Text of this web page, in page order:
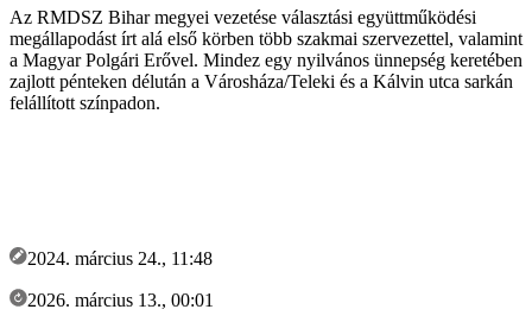
Az RMDSZ Bihar megyei vezetése választási együttműködési
megállapodást írt alá első körben több szakmai szervezettel, valamint
a Magyar Polgári Erővel. Mindez egy nyilvános ünnepség keretében
zajlott pénteken délután a Városháza/Teleki és a Kálvin utca sarkán
felállított színpadon.
2024. március 24., 11:48
2026. március 13., 00:01